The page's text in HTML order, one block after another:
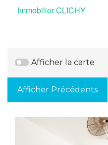
Immobilier CLICHY
Afficher la carte
Afficher Précédents